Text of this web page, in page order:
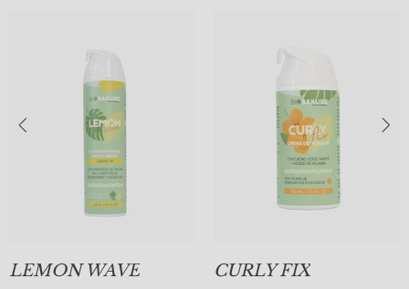
LEMON WAVE CURLY FIX